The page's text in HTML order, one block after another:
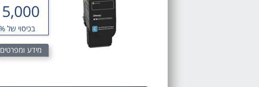
5,000
בכיסוי של 5%
מידע ומפרטים